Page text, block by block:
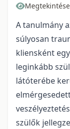
A tanulmány
súlyosan
kliensként
leginkább
látóterébe
szülők